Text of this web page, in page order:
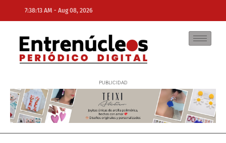
7:38:13 AM - Aug 08, 2026
NE